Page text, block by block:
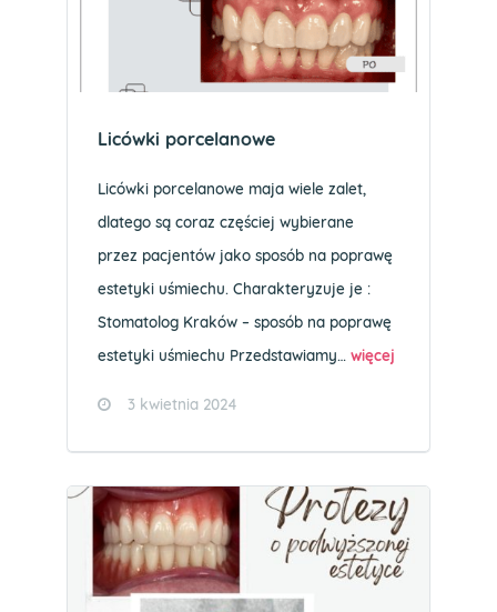
Licówki porcelanowe
Licówki porcelanowe maja wiele zalet,
dlatego są coraz częściej wybierane
przez pacjentów jako sposób na poprawę
estetyki uśmiechu. Charakteryzuje je :
Stomatolog Kraków – sposób na poprawę
estetyki uśmiechu Przedstawiamy… więcej
3 kwietnia 2024